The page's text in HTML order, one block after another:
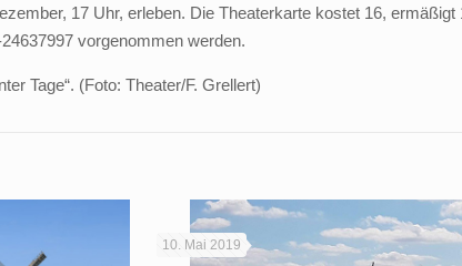
17 Uhr, erleben. Die Theaterkarte kostet 16,
vorgenommen werden.
Tage“. (Foto: Theater/F. Grellert)
10. Mai 2019